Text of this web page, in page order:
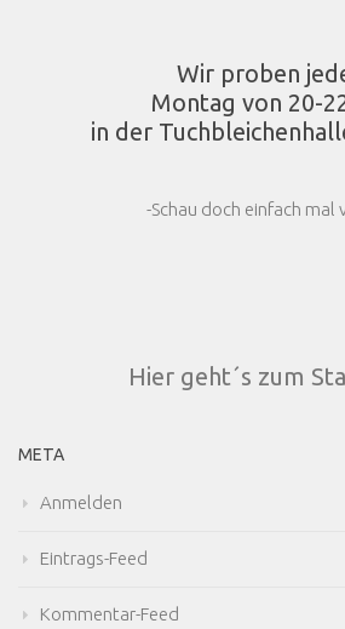
Wir proben
Montag von 20-
in der
-Schau doch einfach mal
Hier geht´s zum
META
Anmelden
Eintrags-Feed
Kommentar-Feed